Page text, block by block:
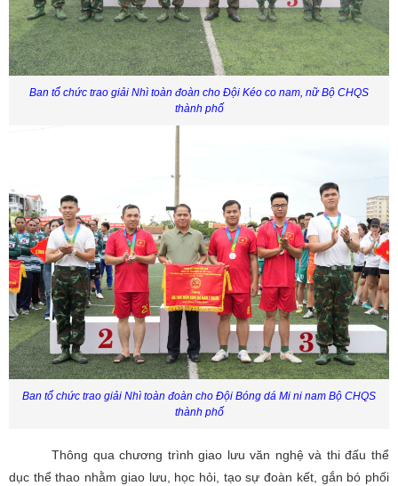
Ban tổ chức trao giải Nhì toàn đoàn cho Đội Kéo co nam, nữ Bộ CHQS
thành phố
Ban tổ chức trao giải Nhì toàn đoàn cho Đội Bóng dá Mi ni nam Bộ CHQS
thành phố
Thông qua chương trình giao lưu văn nghệ và thi đấu thể
dục thể thao nhằm giao lưu, học hỏi, tạo sự đoàn kết, gắn bó phối